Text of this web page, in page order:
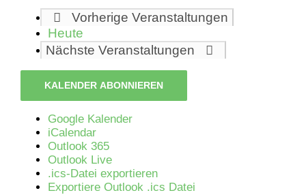
VorherigeVeranstaltungen
Heute
Nächste Veranstaltungen
KALENDER ABONNIEREN
Google Kalender
iCalendar
Outlook 365
Outlook Live
.ics-Datei exportieren
Exportiere Outlook .ics Datei